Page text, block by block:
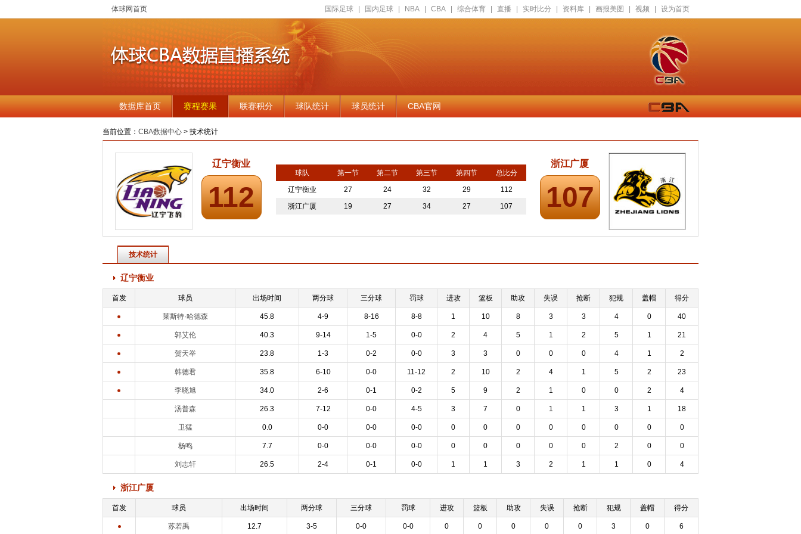
国际足球 国内足球 NBA CBA 综合体育 直播 实时比分 资料库 画报美图 视频 设为首页
体球网首页
数据库首页 赛程赛果 联赛积分 球队统计 球员统计 CBA官网
当前位置： CBA数据中心 > 技术统计
辽宁衡业
112
球队 第一节 第二节 第三节 第四节
总比分
辽宁衡业
27 24 32 29
112
浙江广厦
19 27 34 27 107
浙江广厦
107
技术统计
辽宁衡业
首发 球员 出场时间 两分球 三分球 罚球 进攻 篮板 助攻 失误 抢断 犯规 盖帽 得分
莱斯特·哈德森 45.8 4-9 8-16 8-8 1 10 8 3 3 4 0 40
郭艾伦 40.3 9-14 1-5 0-0 2 4 5 1 2 5 1 21
贺天举 23.8 1-3 0-2 0-0 3 3 0 0 0 4 1 2
韩德君 35.8 6-10 0-0 11-12 2 10 2 4 1 5 2 23
李晓旭 34.0 2-6 0-1 0-2 5 9 2 1 0 0 2 4
汤普森 26.3 7-12 0-0 4-5 3 7 0 1 1 3 1 18
卫猛 0.0 0-0 0-0 0-0 0 0 0 0 0 0 0 0
杨鸣 7.7 0-0 0-0 0-0 0 0 0 0 0 2 0 0
刘志轩 26.5 2-4 0-1 0-0 1 1 3 2 1 1 0 4
浙江广厦
首发 球员 出场时间 两分球 三分球 罚球 进攻 篮板 助攻 失误 抢断 犯规 盖帽 得分
苏若禹 12.7 3-5 0-0 0-0 0 0 0 0 0 3 0 6